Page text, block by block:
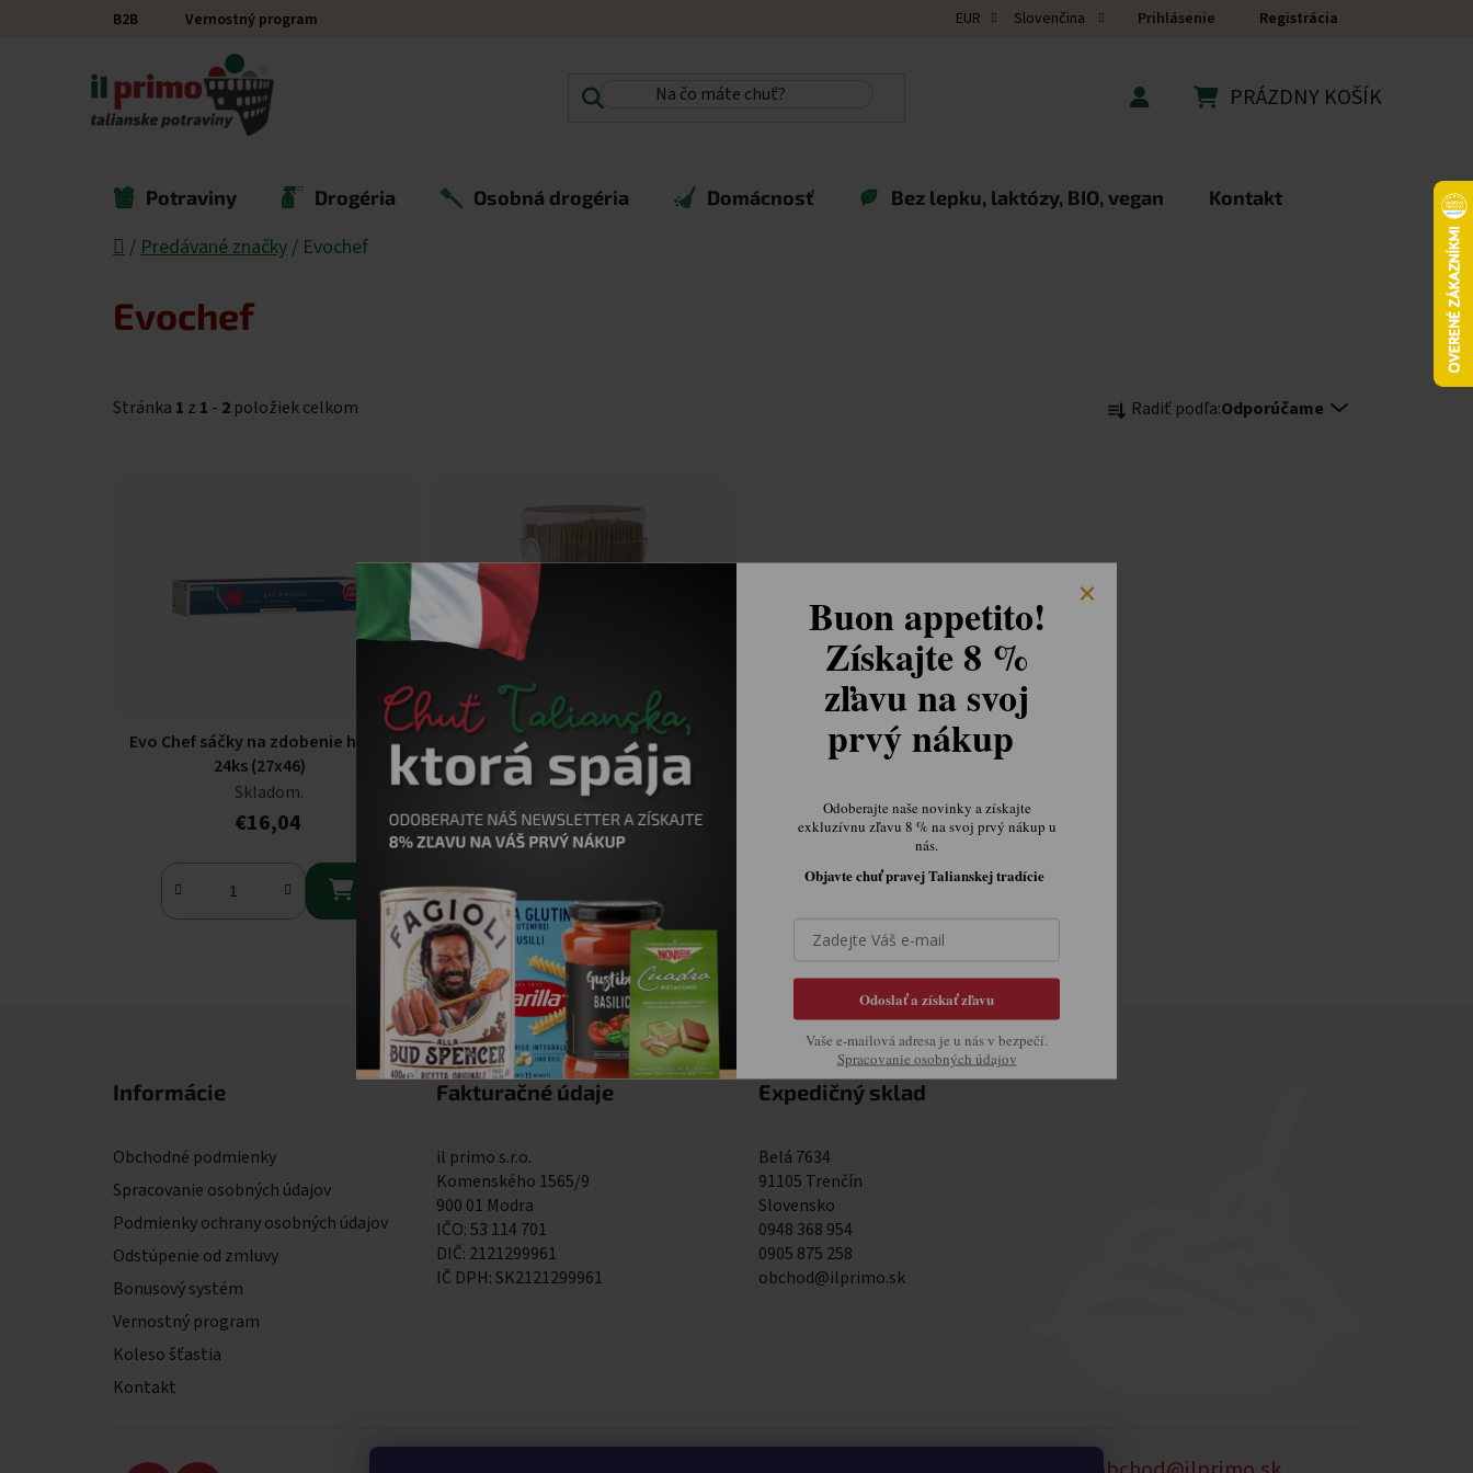
Prejsť na obsahB2B Vernostný program EUR Slovenčina Prihlásenie Registrácia
PRÁZDNY KOŠÍK
Potraviny Drogéria Osobná drogéria Domácnosť Bez lepku, laktózy, BIO, vegan Kontakt
Domov
/ Predávané značky / Evochef
Evochef
Stránka 1 z 1 - 2 položiek celkom Radiť podľa:Odporúčame
Evo Chef sáčky na zdobenie hrubý
24ks (27x46)
Skladom.
€16,04

Evochef špáradlá 450ks
Skladom.
€2,31
Ovládacie prvky výpisu
Informácie
Obchodné podmienky
Spracovanie osobných údajov
Podmienky ochrany osobných údajov
Odstúpenie od zmluvy
Bonusový systém
Vernostný program
Koleso šťastia
Kontakt
Fakturačné údaje
il primo s.r.o.
Komenského 1565/9
900 01 Modra
IČO: 53 114 701
DIČ: 2121299961
IČ DPH: SK2121299961
Expedičný sklad
Belá 7634
91105 Trenčín
Slovensko
0948 368 954
0905 875 258
obchod@ilprimo.sk
Buon appetito!
Získajte 8 %
zľavu na svoj
prvý nákup
Odoberajte naše novinky a získajte
exkluzívnu zľavu 8 % na svoj prvý nákup u
nás.
Objavte chuť pravej Talianskej tradície
Odoslať a získať zľavu
Vaše e-mailová adresa je u nás v bezpečí.
Spracovanie osobných údajov